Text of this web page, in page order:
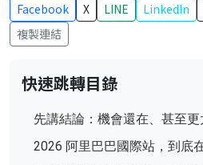
Facebook X LINE LinkedIn
複製連結
快速跳轉目錄
先講結論：機會還在、甚至
2026 阿里巴巴國際站，到底